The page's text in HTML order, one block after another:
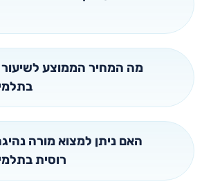
מה המחיר הממוצע לשיעור
האם ניתן למצוא מורה
רוסית